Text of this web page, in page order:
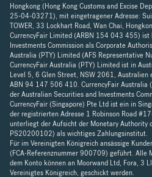
Hongkong (Hong Kong Customs and Excise
25-04-03271), mit eingetragener Adresse:
TOWER, 33 Lockhart Road, Wan Chai,
CurrencyFair Limited (ARBN 154 043 455) ist
Investments Commission als Corporate
Australia (PTY) Limited (AFS Representative
CurrencyFair Australia (PTY) Limited ist in
Level 5, 6 Glen Street, NSW 2061,
ABN 94 147 506 410. CurrencyFair Australia
der Australian Securities and Investments
CurrencyFair (Singapore) Pte Ltd ist ein in
der registrierten Adresse 1 Robinson Road
unterliegt der Aufsicht der Monetary Authority
PS20200102) als wichtiges Zahlungsinstitut.
Für im Vereinigten Königreich ansässige
(FCA-Referenznummer 900709) geführt. Alle
dem Konto können an Moorwand Ltd, Fora, 3
Vereinigtes Königreich, geschickt werden.